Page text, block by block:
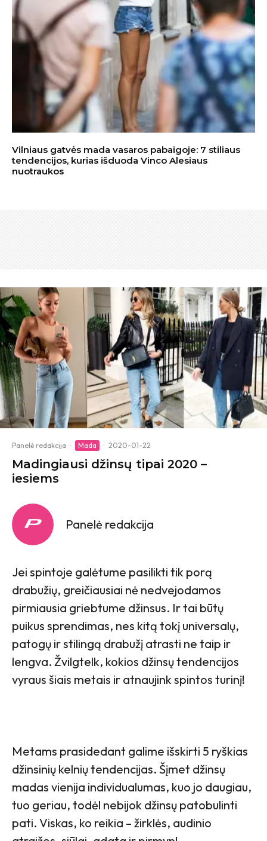
Vilniaus gatvės mada vasaros pabaigoje: 7 stiliaus
tendencijos, kurias išduoda Vinco Alesiaus
nuotraukos
Panelė redakcija · Mada · 2020-01-22
Madingiausi džinsų tipai 2020 –
iesiems
Panelė redakcija
Jei spintoje galėtume pasilikti tik porą
drabužių, greičiausiai nė nedvejodamos
pirmiausia griebtume džinsus. Ir tai būtų
puikus sprendimas, nes kitą tokį universalų,
patogų ir stilingą drabužį atrasti ne taip ir
lengva. Žvilgtelk, kokios džinsų tendencijos
vyraus šiais metais ir atnaujink spintos turinį!
Metams prasidedant galime išskirti 5 ryškias
džinsinių kelnių tendencijas. Šįmet džinsų
madas vienija individualumas, kuo jo daugiau,
tuo geriau, todėl nebijok džinsų patobulinti
pati. Viskas, ko reikia – žirklės, audinio